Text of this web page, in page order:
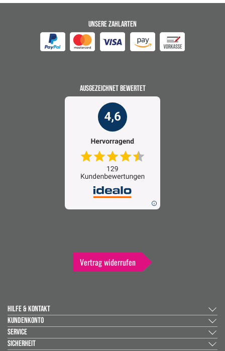
UNSERE ZAHLARTEN
AUSGEZEICHNET BEWERTET
Vertrag widerrufen
HILFE & KONTAKT
KUNDENKONTO
SERVICE
SICHERHEIT